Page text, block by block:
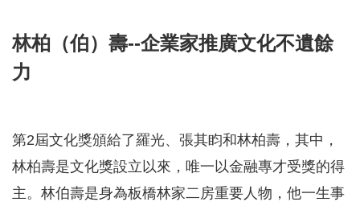
林柏（伯）壽--企業家推廣文化不遺餘
力
第2屆文化獎頒給了羅光、張其盷和林柏壽，其中，
林柏壽是文化獎設立以來，唯一以金融專才受獎的得
主。林伯壽是身為板橋林家二房重要人物，他一生事